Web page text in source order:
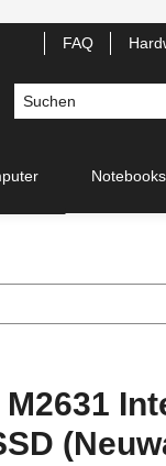
FAQ
Notebooks